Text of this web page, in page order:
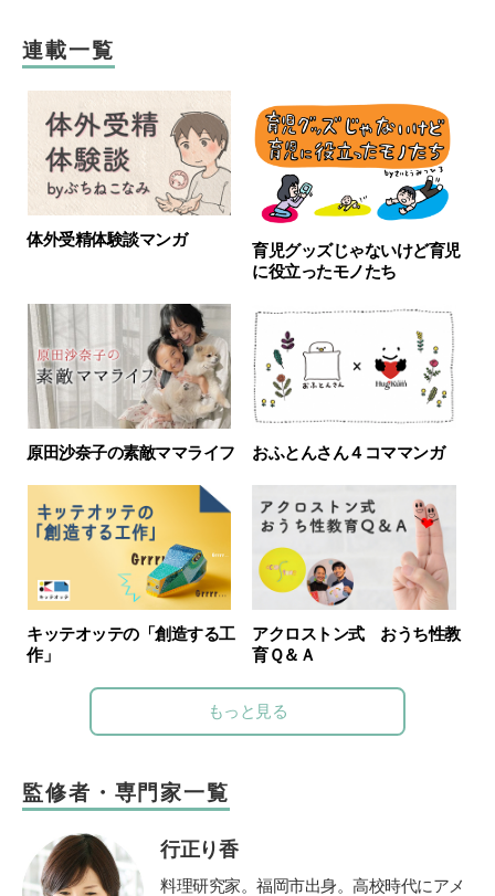
連載一覧
体外受精体験談マンガ
育児グッズじゃないけど育児
に役立ったモノたち
原田沙奈子の素敵ママライフ おふとんさん４コママンガ
キッテオッテの「創造する工
作」
アクロストン式 おうち性教
育Ｑ＆Ａ
もっと見る
監修者・専門家一覧
行正り香
料理研究家。福岡市出身。高校時代にアメ